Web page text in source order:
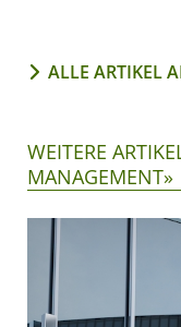
ALLE ARTIKEL
WEITERE
MANAGEMENT»